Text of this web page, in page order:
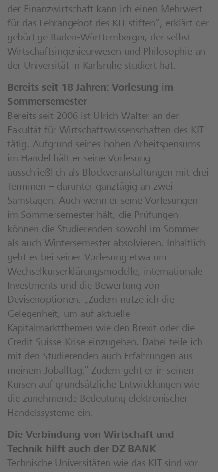
der Finanzwirtschaft kann ich einen Mehrwert
für das Lehrangebot des KIT stiften“, erklärt der
gebürtige Baden-Württemberger, der selbst
Wirtschaftsingenieurwesen und Philosophie an
der Universität in Karlsruhe studiert hat.
Bereits seit 18 Jahren: Vorlesung im
Sommersemester
Bereits seit 2006 ist Ulrich Walter an der
Fakultät für Wirtschaftswissenschaften des KIT
tätig. Aufgrund seines hohen Arbeitspensums
im Handel hält er seine Vorlesung
ausschließlich als Blockveranstaltungen mit drei
Terminen – darunter ganztägig an zwei
Samstagen. Auch wenn er seine Vorlesungen
im Sommersemester hält, die Prüfungen
können die Studierenden sowohl im Sommer-
als auch Wintersemester absolvieren. Inhaltlich
geht es bei seiner Vorlesung etwa um
Wechselkurserklärungsmodelle, internationale
Investments und die Bewertung von
Devisenoptionen. „Zudem nutze ich die
Gelegenheit, um auf aktuelle
Kapitalmarktthemen wie den Brexit oder die
Credit-Suisse-Krise einzugehen. Dabei teile ich
mit den Studierenden auch Erfahrungen aus
meinem Joballtag.“ Zudem geht er in seinen
Kursen auf grundsätzliche Entwicklungen wie
die zunehmende Bedeutung elektronischer
Handelssysteme ein.
Die Verbindung von Wirtschaft und
Technik hilft auch der DZ BANK
Technische Universitäten wie das KIT sind vor